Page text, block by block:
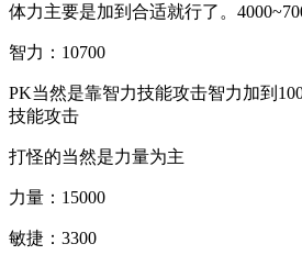
体力主要是加到合适就行了。
智力：10700
PK当然是靠智力技能攻击智力加到
技能攻击
打怪的当然是力量为主
力量：15000
敏捷：3300